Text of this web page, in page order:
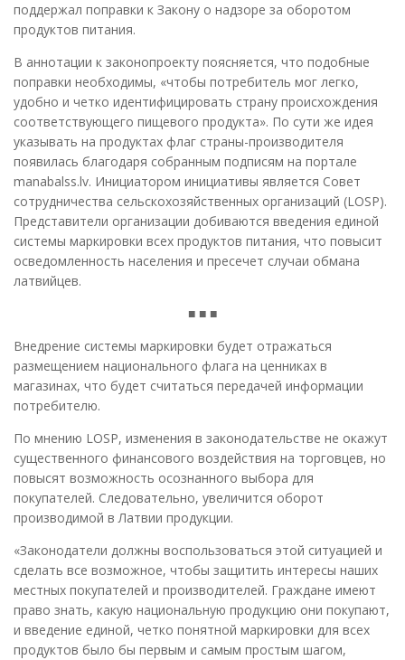
поддержал поправки к Закону о надзоре за оборотом
продуктов питания.
В аннотации к законопроекту поясняется, что подобные
поправки необходимы, «чтобы потребитель мог легко,
удобно и четко идентифицировать страну происхождения
соответствующего пищевого продукта». По сути же идея
указывать на продуктах флаг страны-производителя
появилась благодаря собранным подписям на портале
manabalss.lv. Инициатором инициативы является Совет
сотрудничества сельскохозяйственных организаций (LOSP).
Представители организации добиваются введения единой
системы маркировки всех продуктов питания, что повысит
осведомленность населения и пресечет случаи обмана
латвийцев.
■ ■ ■
Внедрение системы маркировки будет отражаться
размещением национального флага на ценниках в
магазинах, что будет считаться передачей информации
потребителю.
По мнению LOSP, изменения в законодательстве не окажут
существенного финансового воздействия на торговцев, но
повысят возможность осознанного выбора для
покупателей. Следовательно, увеличится оборот
производимой в Латвии продукции.
«Законодатели должны воспользоваться этой ситуацией и
сделать все возможное, чтобы защитить интересы наших
местных покупателей и производителей. Граждане имеют
право знать, какую национальную продукцию они покупают,
и введение единой, четко понятной маркировки для всех
продуктов было бы первым и самым простым шагом,